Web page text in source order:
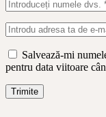
Salvează-mi
pentru data viitoare
Trimite